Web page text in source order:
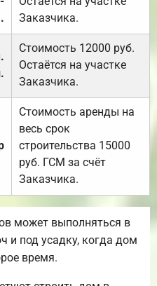
Заказчика.
Стоимость 12000 руб.
Остаётся на участке
Заказчика.
Стоимость аренды на
весь срок
строительства 15000
руб. ГСМ за счёт
Заказчика.
может выполняться в
и под усадку, когда дом
время.